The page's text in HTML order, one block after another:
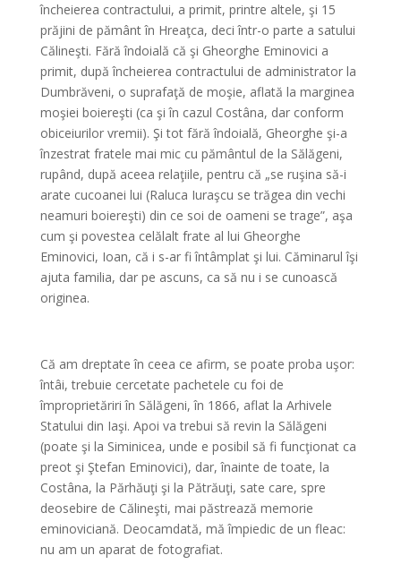
încheierea contractului, a primit, printre altele, şi 15
prăjini de pământ în Hreaţca, deci într-o parte a satului
Călineşti. Fără îndoială că şi Gheorghe Eminovici a
primit, după încheierea contractului de administrator la
Dumbrăveni, o suprafaţă de moşie, aflată la marginea
moşiei boiereşti (ca şi în cazul Costâna, dar conform
obiceiurilor vremii). Şi tot fără îndoială, Gheorghe şi-a
înzestrat fratele mai mic cu pământul de la Sălăgeni,
rupând, după aceea relaţiile, pentru că „se ruşina să-i
arate cucoanei lui (Raluca Iuraşcu se trăgea din vechi
neamuri boiereşti) din ce soi de oameni se trage”, aşa
cum şi povestea celălalt frate al lui Gheorghe
Eminovici, Ioan, că i s-ar fi întâmplat şi lui. Căminarul îşi
ajuta familia, dar pe ascuns, ca să nu i se cunoască
originea.
Că am dreptate în ceea ce afirm, se poate proba uşor:
întâi, trebuie cercetate pachetele cu foi de
împroprietăriri în Sălăgeni, în 1866, aflat la Arhivele
Statului din Iaşi. Apoi va trebui să revin la Sălăgeni
(poate şi la Siminicea, unde e posibil să fi funcţionat ca
preot şi Ştefan Eminovici), dar, înainte de toate, la
Costâna, la Părhăuţi şi la Pătrăuţi, sate care, spre
deosebire de Călineşti, mai păstrează memorie
eminoviciană. Deocamdată, mă împiedic de un fleac:
nu am un aparat de fotografiat.